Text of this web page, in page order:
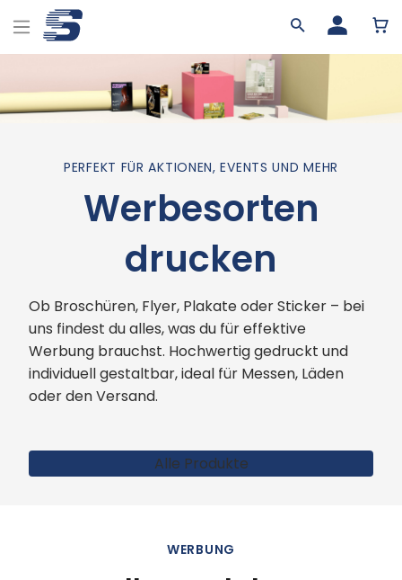
PERFEKT FÜR AKTIONEN, EVENTS UND MEHR
Werbesorten
drucken
Ob Broschüren, Flyer, Plakate oder Sticker – bei
uns findest du alles, was du für effektive
Werbung brauchst. Hochwertig gedruckt und
individuell gestaltbar, ideal für Messen, Läden
oder den Versand.
Alle Produkte
WERBUNG